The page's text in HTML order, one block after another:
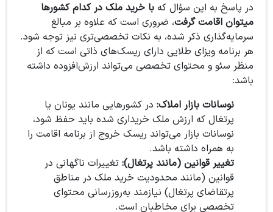
در پاسخ به این سؤال که با خرید ملک در کدام کشورها
میتوان اقامت گرفت، ضروری است که علاوه بر مبالغ
سرمایه‌گذاری ذکر شده، به نکات تخصصی‌تری نیز توجه شود.
هر برنامه ویزای طلایی دارای ریسک‌های ذاتی است که از
منظر سئو و محتوای تخصصی می‌تواند ارزش‌افزوده داشته
باشد:
نوسانات بازار املاک: در کشورهایی مانند یونان یا
پرتغال که ارزش ملک خریداری شده باید حفظ شود،
نوسانات بازار می‌تواند ریسک خروج از برنامه اقامت را
به همراه داشته باشد.
تغییر قوانین (مانند پرتغال): تغییرات ناگهانی در
قوانین (مانند محدودیت خرید ملک در مناطق
پرتقاضای پرتغال) نیازمند به‌روزرسانی محتوای
تخصصی برای مخاطبان است.